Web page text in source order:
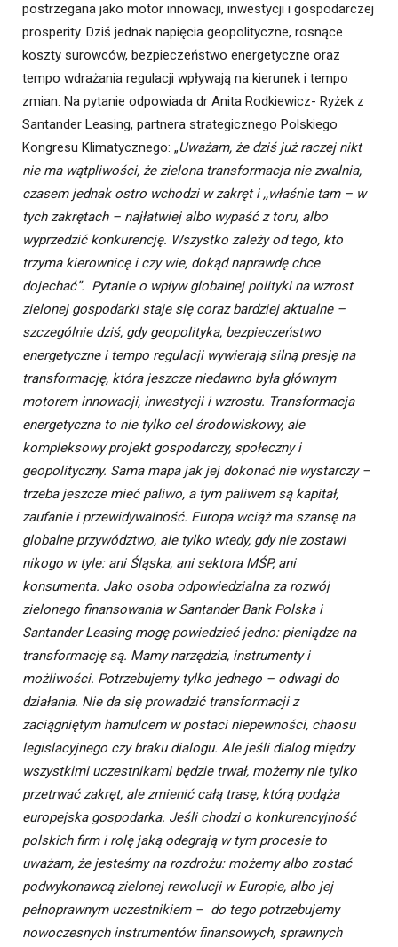
postrzegana jako motor innowacji, inwestycji i gospodarczej
prosperity. Dziś jednak napięcia geopolityczne, rosnące
koszty surowców, bezpieczeństwo energetyczne oraz
tempo wdrażania regulacji wpływają na kierunek i tempo
zmian. Na pytanie odpowiada dr Anita Rodkiewicz- Ryżek z
Santander Leasing, partnera strategicznego Polskiego
Kongresu Klimatycznego: „Uważam, że dziś już raczej nikt
nie ma wątpliwości, że zielona transformacja nie zwalnia,
czasem jednak ostro wchodzi w zakręt i ,,właśnie tam – w
tych zakrętach – najłatwiej albo wypaść z toru, albo
wyprzedzić konkurencję. Wszystko zależy od tego, kto
trzyma kierownicę i czy wie, dokąd naprawdę chce
dojechać”. Pytanie o wpływ globalnej polityki na wzrost
zielonej gospodarki staje się coraz bardziej aktualne –
szczególnie dziś, gdy geopolityka, bezpieczeństwo
energetyczne i tempo regulacji wywierają silną presję na
transformację, która jeszcze niedawno była głównym
motorem innowacji, inwestycji i wzrostu. Transformacja
energetyczna to nie tylko cel środowiskowy, ale
kompleksowy projekt gospodarczy, społeczny i
geopolityczny. Sama mapa jak jej dokonać nie wystarczy –
trzeba jeszcze mieć paliwo, a tym paliwem są kapitał,
zaufanie i przewidywalność. Europa wciąż ma szansę na
globalne przywództwo, ale tylko wtedy, gdy nie zostawi
nikogo w tyle: ani Śląska, ani sektora MŚP, ani
konsumenta. Jako osoba odpowiedzialna za rozwój
zielonego finansowania w Santander Bank Polska i
Santander Leasing mogę powiedzieć jedno: pieniądze na
transformację są. Mamy narzędzia, instrumenty i
możliwości. Potrzebujemy tylko jednego – odwagi do
działania. Nie da się prowadzić transformacji z
zaciągniętym hamulcem w postaci niepewności, chaosu
legislacyjnego czy braku dialogu. Ale jeśli dialog między
wszystkimi uczestnikami będzie trwał, możemy nie tylko
przetrwać zakręt, ale zmienić całą trasę, którą podąża
europejska gospodarka. Jeśli chodzi o konkurencyjność
polskich firm i rolę jaką odegrają w tym procesie to
uważam, że jesteśmy na rozdrożu: możemy albo zostać
podwykonawcą zielonej rewolucji w Europie, albo jej
pełnoprawnym uczestnikiem – do tego potrzebujemy
nowoczesnych instrumentów finansowych, sprawnych